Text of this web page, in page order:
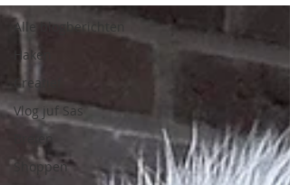
Alle blogberichten
Haken
Creatief
Vlog juf Sas
Breien
Shoppen